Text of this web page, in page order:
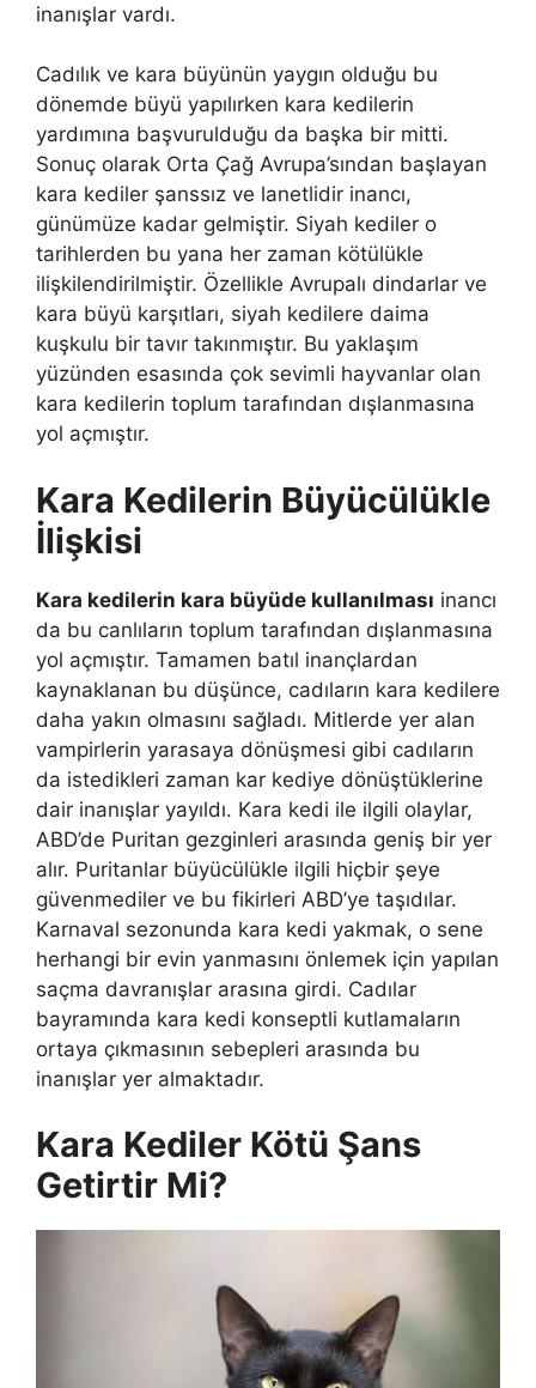
inanışlar vardı.
Cadılık ve kara büyünün yaygın olduğu bu
dönemde büyü yapılırken kara kedilerin
yardımına başvurulduğu da başka bir mitti.
Sonuç olarak Orta Çağ Avrupa’sından başlayan
kara kediler şanssız ve lanetlidir inancı,
günümüze kadar gelmiştir. Siyah kediler o
tarihlerden bu yana her zaman kötülükle
ilişkilendirilmiştir. Özellikle Avrupalı dindarlar ve
kara büyü karşıtları, siyah kedilere daima
kuşkulu bir tavır takınmıştır. Bu yaklaşım
yüzünden esasında çok sevimli hayvanlar olan
kara kedilerin toplum tarafından dışlanmasına
yol açmıştır.
Kara Kedilerin Büyücülükle
İlişkisi
Kara kedilerin kara büyüde kullanılması inancı
da bu canlıların toplum tarafından dışlanmasına
yol açmıştır. Tamamen batıl inançlardan
kaynaklanan bu düşünce, cadıların kara kedilere
daha yakın olmasını sağladı. Mitlerde yer alan
vampirlerin yarasaya dönüşmesi gibi cadıların
da istedikleri zaman kar kediye dönüştüklerine
dair inanışlar yayıldı. Kara kedi ile ilgili olaylar,
ABD’de Puritan gezginleri arasında geniş bir yer
alır. Puritanlar büyücülükle ilgili hiçbir şeye
güvenmediler ve bu fikirleri ABD’ye taşıdılar.
Karnaval sezonunda kara kedi yakmak, o sene
herhangi bir evin yanmasını önlemek için yapılan
saçma davranışlar arasına girdi. Cadılar
bayramında kara kedi konseptli kutlamaların
ortaya çıkmasının sebepleri arasında bu
inanışlar yer almaktadır.
Kara Kediler Kötü Şans
Getirtir Mi?